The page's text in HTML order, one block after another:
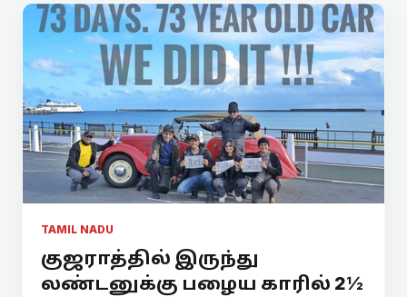
TAMIL NADU
குஜராத்தில் இருந்து
லண்டனுக்கு பழைய காரில் 2½